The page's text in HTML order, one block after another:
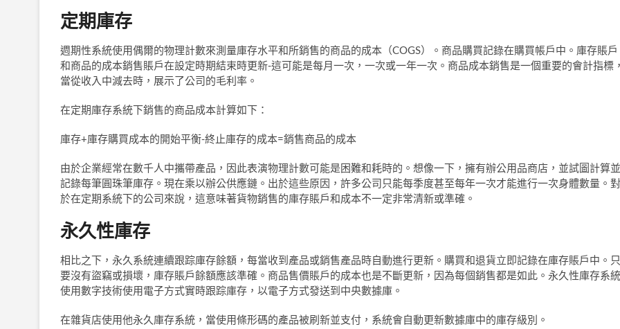
定期庫存
週期性系統使用偶爾的物理計數來測量庫存水平和所銷售的商品的成本（COGS）。商品購買記錄在購買帳戶中。庫存賬戶
和商品的成本銷售賬戶在設定時期結束時更新-這可能是每月一次，一次或一年一次。商品成本銷售是一個重要的會計指標
當從收入中減去時，展示了公司的毛利率。
在定期庫存系統下銷售的商品成本計算如下：
庫存+庫存購買成本的開始平衡-終止庫存的成本=銷售商品的成本
由於企業經常在數千人中攜帶產品，因此表演物理計數可能是困難和耗時的。想像一下，擁有辦公用品商店，並試圖計算並
記錄每筆圓珠筆庫存。現在乘以辦公供應鏈。出於這些原因，許多公司只能每季度甚至每年一次才能進行一次身體數量。對
於在定期系統下的公司來說，這意味著貨物銷售的庫存賬戶和成本不一定非常清新或準確。
永久性庫存
相比之下，永久系統連續跟踪庫存餘額，每當收到產品或銷售產品時自動進行更新。購買和退貨立即記錄在庫存賬戶中。只
要沒有盜竊或損壞，庫存賬戶餘額應該準確。商品售價賬戶的成本也是不斷更新，因為每個銷售都是如此。永久性庫存系統
使用數字技術使用電子方式實時跟踪庫存，以電子方式發送到中央數據庫。
在雜貨店使用他永久庫存系統，當使用條形碼的產品被刷新並支付，系統會自動更新數據庫中的庫存級別。